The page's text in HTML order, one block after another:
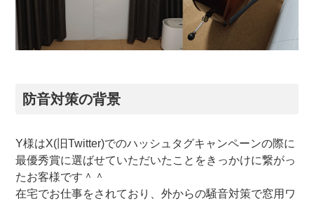
防音対策の背景
Y様はX(旧Twitter)でのハッシュタグキャンペーンの際に
最優秀賞に選ばせていただいたことをきっかけに繋がっ
たお客様です＾＾
在宅でお仕事をされており、外からの騒音対策で窓用ワ